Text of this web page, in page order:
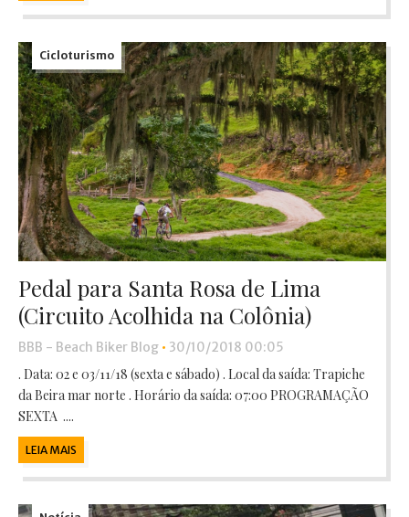
Cicloturismo
Pedal para Santa Rosa de Lima
(Circuito Acolhida na Colônia)
BBB - Beach Biker Blog • 30/10/2018 00:05
. Data: 02 e 03/11/18 (sexta e sábado) . Local da saída: Trapiche
da Beira mar norte . Horário da saída: 07:00 PROGRAMAÇÃO
SEXTA ....
LEIA MAIS